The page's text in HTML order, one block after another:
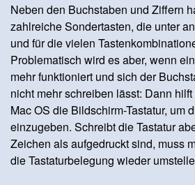
Neben den Buchstaben und Ziffern
zahlreiche Sondertasten, die unter
und für die vielen
Problematisch wird es aber, wenn
mehr funktioniert und sich der
nicht mehr schreiben lässt: Dann
Mac OS die Bildschirm-Tastatur, um
einzugeben. Schreibt die Tastatur
Zeichen als aufgedruckt sind, muss
die Tastaturbelegung wieder